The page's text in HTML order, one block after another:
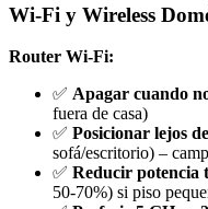
Wi-Fi y Wireless
Router Wi-Fi:
✅ Apagar cuando
fuera de casa)
✅ Posicionar lejos
sofá/escritorio) –
✅ Reducir potencia
50-70%) si piso